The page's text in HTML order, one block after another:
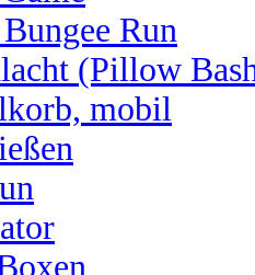
Run
(Pillow
mobil